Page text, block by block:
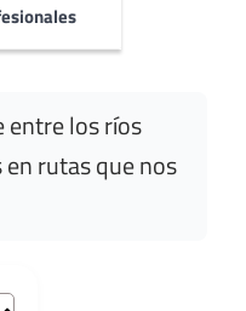
entre los ríos
rutas que nos